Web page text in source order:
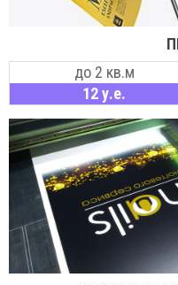
до 2 кв.м
12 у.е.